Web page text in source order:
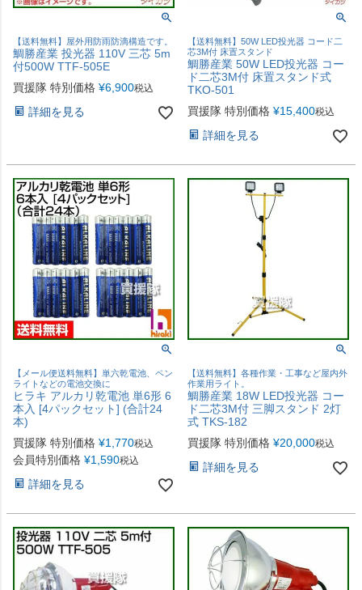
【送料無料】屋外用防雨防滴構造です。
鯛勝産業 投光器 110V 三芯 5m
付500W TTF-505E
買援隊 特別価格 ¥6,900税込
詳細を見る
【送料無料】50W LED投光器 コード二
芯3M付 床置スタンド
鯛勝産業 50W LED投光器 コー
ド二芯3M付 床置スタンド式
TKO-501
買援隊 特別価格 ¥15,400税込
詳細を見る
【メール便送料無料】単六乾電池、ペン
ライトなどの電池交換に
ヒラキ アルカリ乾電池 単6形 6
本入 [4パックセット] (合計24
本)
買援隊 特別価格 ¥1,770税込
会員特別価格 ¥1,590税込
詳細を見る
【送料無料】各種作業・工事など屋内外
作業用ライト。
鯛勝産業 18W LED投光器 コー
ド二芯3M付 三脚スタンド 2灯
式 TKS-182
買援隊 特別価格 ¥20,000税込
詳細を見る